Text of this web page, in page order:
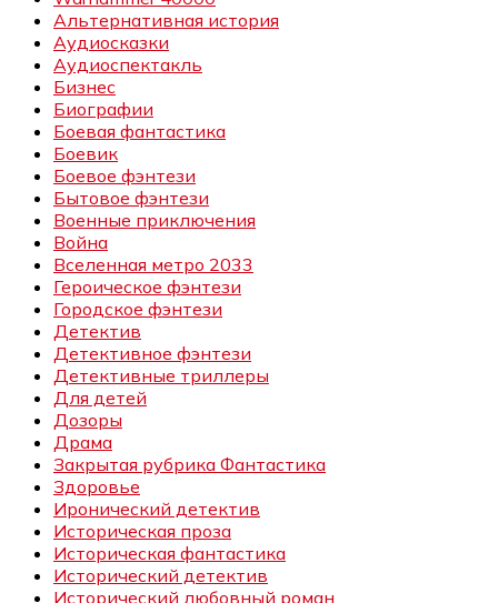
Альтернативная история
Аудиосказки
Аудиоспектакль
Бизнес
Биографии
Боевая фантастика
Боевик
Боевое фэнтези
Бытовое фэнтези
Военные приключения
Война
Вселенная метро 2033
Героическое фэнтези
Городское фэнтези
Детектив
Детективное фэнтези
Детективные триллеры
Для детей
Дозоры
Драма
Закрытая рубрика Фантастика
Здоровье
Иронический детектив
Историческая проза
Историческая фантастика
Исторический детектив
Исторический любовный роман